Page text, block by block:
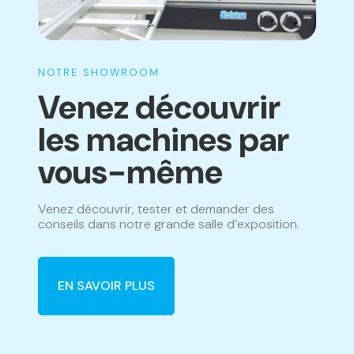
NOTRE SHOWROOM
Venez découvrir
les machines par
vous-même
Venez découvrir, tester et demander des
conseils dans notre grande salle d’exposition.
EN SAVOIR PLUS